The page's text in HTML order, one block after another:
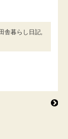
舎暮らし日記,